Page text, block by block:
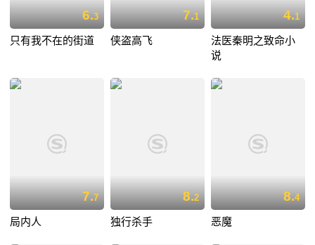
6.3
只有我不在的街道
7.1
侠盗高飞
4.1
法医秦明之致命小
说
7.7
局内人
8.2
独行杀手
8.4
恶魔